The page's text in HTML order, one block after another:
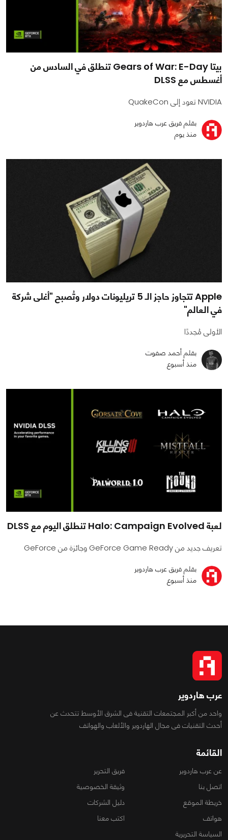
بيتا Gears of War: E-Day تنطلق في السادس من
أغسطس مع DLSS
NVIDIA تعود إلى QuakeCon
بقلم فريق عرب هاردوير
منذ يوم
Apple تتجاوز حاجز الـ 5 تريليونات دولار وتُصبح "أغلى شركة
في العالم"
الأولى مُجددًا
بقلم أحمد صفوت
منذ أسبوع
لعبة Halo: Campaign Evolved تنطلق اليوم مع DLSS
تعريف جديد من GeForce Game Ready وجائزة من GeForce
بقلم فريق عرب هاردوير
منذ أسبوع
عرب هاردوير
واحد من أكبر المجتمعات التقنية فى الشرق الأوسط تتحدث عن
أحدث التقنيات فى مجال الهاردوير والألعاب والهواتف
القائمة
عن عرب هاردوير
فريق التحرير
اتصل بنا
وثيقة الخصوصية
خريطة الموقع
دليل الشركات
هواتف
اكتب معنا
السياسة التحريرية